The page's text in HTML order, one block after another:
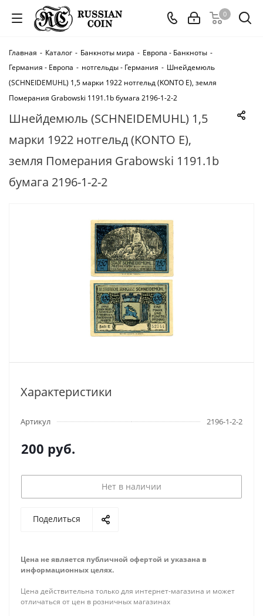
0
Главная - Каталог - Банкноты мира - Европа - Банкноты -
Германия - Европа - нотгельды - Германия - Шнейдемюль
(SCHNEIDEMUHL) 1,5 марки 1922 нотгельд (KONTO Е), земля
Померания Grabowski 1191.1b бумага 2196-1-2-2
Шнейдемюль (SCHNEIDEMUHL) 1,5
марки 1922 нотгельд (KONTO Е),
земля Померания Grabowski 1191.1b
бумага 2196-1-2-2
Характеристики
Артикул 2196-1-2-2
200 руб.
Нет в наличии
Поделиться
Цена не является публичной офертой и указана в
информационных целях.
Цена действительна только для интернет-магазина и может
отличаться от цен в розничных магазинах